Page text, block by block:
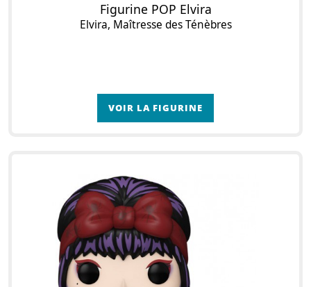
Figurine POP Elvira
Elvira, Maîtresse des Ténèbres
VOIR LA FIGURINE